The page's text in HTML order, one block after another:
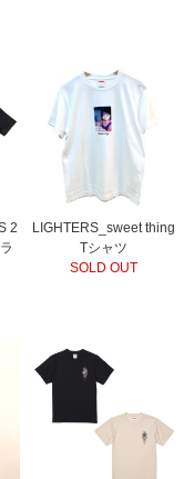
2
LIGHTERS_sweet thing
Tシャツ
SOLD OUT